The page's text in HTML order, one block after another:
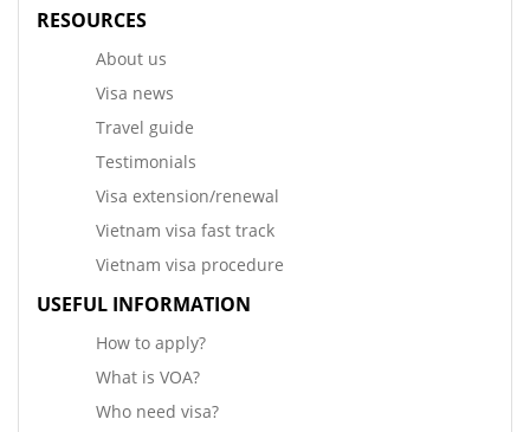
RESOURCES
About us
Visa news
Travel guide
Testimonials
Visa extension/renewal
Vietnam visa fast track
Vietnam visa procedure
USEFUL INFORMATION
How to apply?
What is VOA?
Who need visa?